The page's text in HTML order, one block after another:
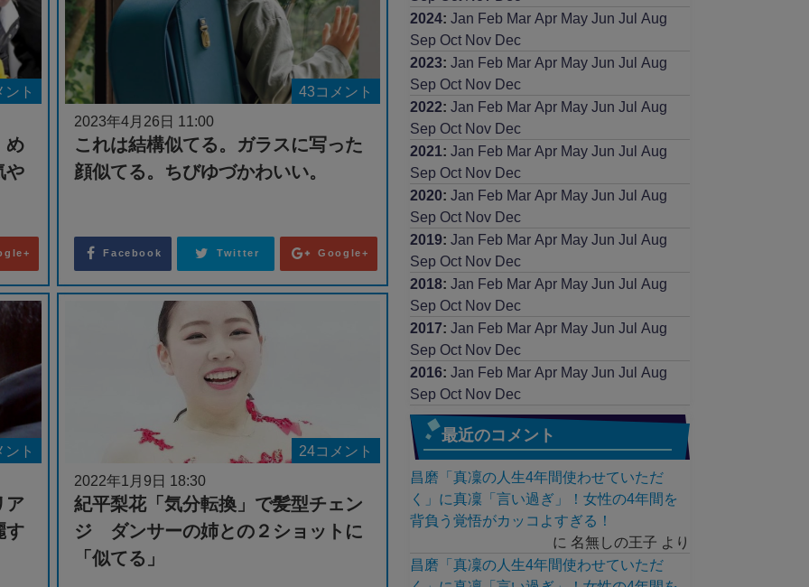
ント
め
や
Facebook Twitter Google+
43コメント
これは結構似てる。ガラスに写った
顔似てる。ちびゆづかわいい。
2023年4月26日 11:00
ント
ア
す
24コメント
紀平梨花「気分転換」で髪型チェン
ジ ダンサーの姉との２ショットに
「似てる」
2022年1月9日 18:30
2024: Jan Feb Mar Apr May Jun Jul
Aug
Sep Oct Nov Dec
2023: Jan Feb Mar Apr May Jun Jul
Aug
Sep Oct Nov Dec
2022: Jan Feb Mar Apr May Jun Jul
Aug
Sep Oct Nov Dec
2021 : Jan Feb Mar Apr May Jun Jul
Aug
Sep Oct Nov Dec
2020: Jan Feb Mar Apr May Jun Jul
Aug
Sep Oct Nov Dec
2019: Jan Feb Mar Apr May Jun Jul
Aug
Sep Oct Nov Dec
2018: Jan Feb Mar Apr May Jun Jul
Aug
Sep Oct Nov Dec
2017: Jan Feb Mar Apr May Jun Jul
Aug
Sep Oct Nov Dec
2016: Jan Feb Mar Apr May Jun Jul
Aug
Sep Oct Nov Dec
最近のコメント
昌磨「真凜の人生4年間使わせていただ
く」に真凜「言い過ぎ」！女性の4年間を
背負う覚悟がカッコよすぎる！
に 名無しの王子 より
昌磨「真凜の人生4年間使わせていただ